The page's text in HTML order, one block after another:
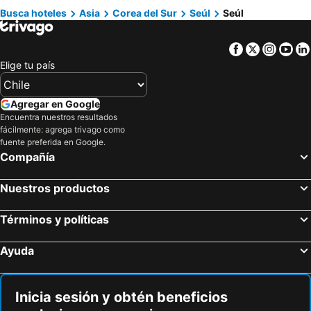
Sejong Seoul
L3 Guesthouse
Amare Hotel Jongno
Fraser Place Namdaemun Seoul
Vista Walkerhill Seoul
Busca hoteles Asia Corea del Sur Seúl Seúl
Facebook
Twitter
Elige tu país
Agregar en Google
Encuentra nuestros resultados
fácilmente: agrega trivago como
fuente preferida en Google.
Compañía
Nuestros productos
Términos y políticas
Ayuda
Inicia sesión y obtén beneficios